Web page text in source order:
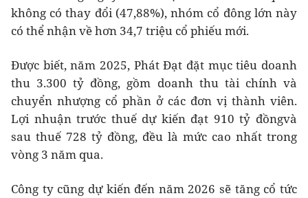
không có thay đổi (47,88%), nhóm cổ đông lớn này
có thể nhận về hơn 34,7 triệu cổ phiếu mới.
Được biết, năm 2025, Phát Đạt đặt mục tiêu doanh
thu 3.300 tỷ đồng, gồm doanh thu tài chính và
chuyển nhượng cổ phần ở các đơn vị thành viên.
Lợi nhuận trước thuế dự kiến đạt 910 tỷ đồngvà
sau thuế 728 tỷ đồng, đều là mức cao nhất trong
vòng 3 năm qua.
Công ty cũng dự kiến đến năm 2026 sẽ tăng cổ tức